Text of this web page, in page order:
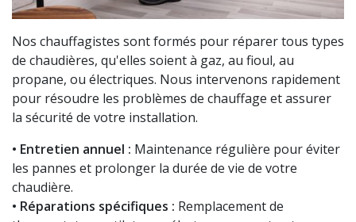
Nos chauffagistes sont formés pour réparer tous types
de chaudières, qu'elles soient à gaz, au fioul, au
propane, ou électriques. Nous intervenons rapidement
pour résoudre les problèmes de chauffage et assurer
la sécurité de votre installation.
• Entretien annuel : Maintenance régulière pour éviter
les pannes et prolonger la durée de vie de votre
chaudière.
• Réparations spécifiques : Remplacement de